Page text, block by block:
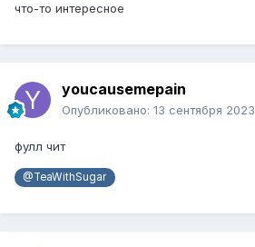
что-то интересное
youcausemepain
Опубликовано: 13 сентября 2023
фулл чит
@TeaWithSugar